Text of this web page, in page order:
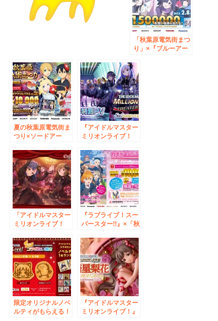
「秋葉原電気街まつ
り」×『ブルーアー
原電気街まつり
2023」が2月8日
（水）より開催‼
夏の秋葉原電気街ま
つり×ソードアー
リシゼーションのコ
ラボがスタート!!
「夏の秋葉原電気街
まつり」が7月5日よ
り開催
『アイドルマスター
ミリオンライブ！
周年特別PV公開＆
５周年を記念したキ
ャンペーンなどが盛
りだくさん！
「アイドルマスター
ミリオンライブ！
Anion Theater café
obscurité (アニオン
シアター カフェ オ
プスキュリテ)」 秋
葉原にて期間限定オ
ープン！
『ラブライブ！スー
パースター!!』×「秋
のコラボが決定！
「夏の秋葉原電気街
まつり」が6月25日
（金）より開催
限定オリジナルノベ
ルティがもらえる！
『アイドルマスター
ミリオンライブ！』